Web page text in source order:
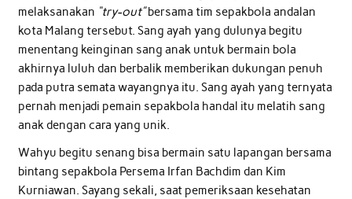
melaksanakan “try-out”bersama tim sepakbola andalan
kota Malang tersebut. Sang ayah yang dulunya begitu
menentang keinginan sang anak untuk bermain bola
akhirnya luluh dan berbalik memberikan dukungan penuh
pada putra semata wayangnya itu. Sang ayah yang ternyata
pernah menjadi pemain sepakbola handal itu melatih sang
anak dengan cara yang unik.
Wahyu begitu senang bisa bermain satu lapangan bersama
bintang sepakbola Persema Irfan Bachdim dan Kim
Kurniawan. Sayang sekali, saat pemeriksaan kesehatan